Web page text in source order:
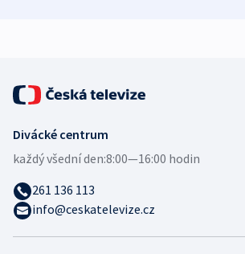
Divácké centrum
každý všední den:8:00—16:00 hodin
261 136 113
info@ceskatelevize.cz